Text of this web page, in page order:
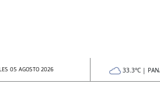
05 AGOSTO 2026 33.3°C |